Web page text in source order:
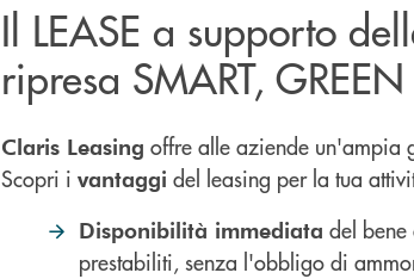
Il LEASE a supporto
ripresa SMART,
Claris Leasing offre alle aziende un'ampia
Scopri i vantaggi del leasing per la tua
Disponibilità immediata del
prestabiliti, senza l'obbligo di